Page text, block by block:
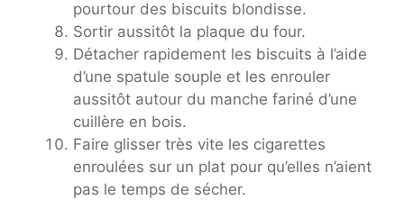
pourtour des biscuits blondisse.
Sortir aussitôt la plaque du four.
Détacher rapidement les biscuits à l’aide
d’une spatule souple et les enrouler
aussitôt autour du manche fariné d’une
cuillère en bois.
Faire glisser très vite les cigarettes
enroulées sur un plat pour qu’elles n’aient
pas le temps de sécher.